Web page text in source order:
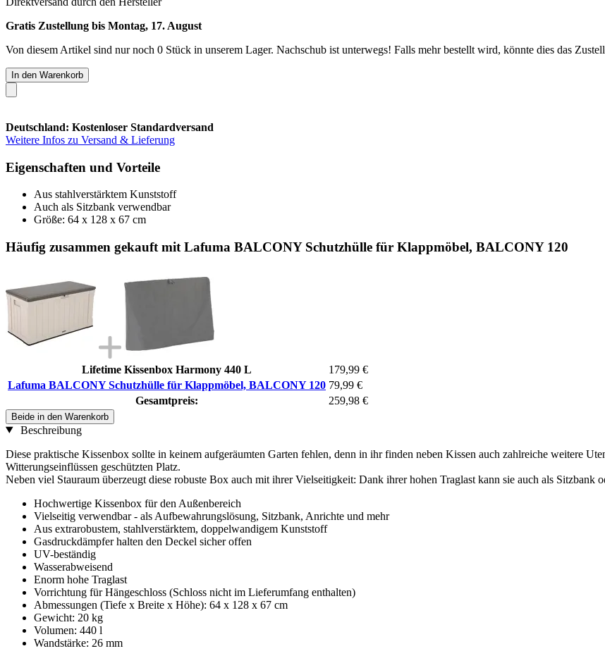
Gratis Zustellung bis Montag, 17. August
Von diesem Artikel sind nur noch 0 Stück in unserem Lager. Nachschub ist unterwegs! Falls mehr bestellt wird, könnte dies das
In den Warenkorb
Deutschland: Kostenloser Standardversand
Weitere Infos zu Versand & Lieferung
Eigenschaften und Vorteile
Aus stahlverstärktem Kunststoff
Auch als Sitzbank verwendbar
Größe: 64 x 128 x 67 cm
Häufig zusammen gekauft mit Lafuma BALCONY Schutzhülle für Klappmöbel, BALCONY 120
Lifetime Kissenbox Harmony 440 L
179,99 €
Lafuma BALCONY Schutzhülle für Klappmöbel, BALCONY 120 79,99 €
Gesamtpreis:
259,98 €
Beide in den Warenkorb
Beschreibung
Diese praktische Kissenbox sollte in keinem aufgeräumten Garten fehlen, denn in ihr finden neben Kissen auch zahlreiche weitere
Witterungseinflüssen geschützten Platz.
Neben viel Stauraum überzeugt diese robuste Box auch mit ihrer Vielseitigkeit: Dank ihrer hohen Traglast kann sie auch als
Hochwertige Kissenbox für den Außenbereich
Vielseitig verwendbar - als Aufbewahrungslösung, Sitzbank, Anrichte und mehr
Aus extrarobustem, stahlverstärktem, doppelwandigem Kunststoff
Gasdruckdämpfer halten den Deckel sicher offen
UV-beständig
Wasserabweisend
Enorm hohe Traglast
Vorrichtung für Hängeschloss (Schloss nicht im Lieferumfang enthalten)
Abmessungen (Tiefe x Breite x Höhe): 64 x 128 x 67 cm
Gewicht: 20 kg
Volumen: 440 l
Wandstärke: 26 mm